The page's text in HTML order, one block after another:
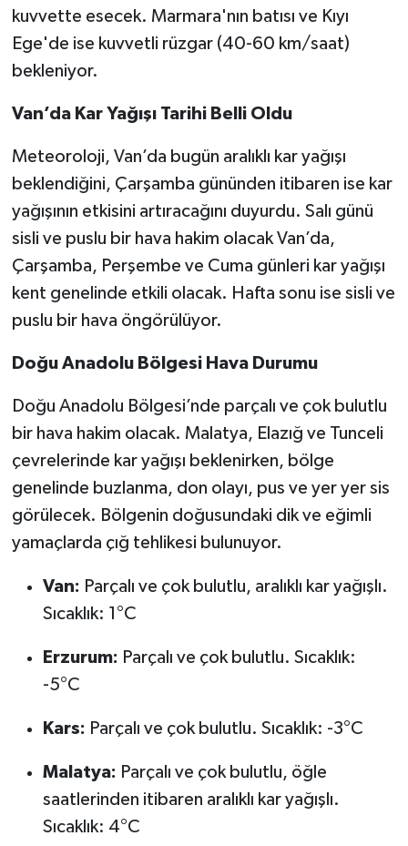
kuvvette esecek. Marmara'nın batısı ve Kıyı
Ege'de ise kuvvetli rüzgar (40-60 km/saat)
bekleniyor.
Van’da Kar Yağışı Tarihi Belli Oldu
Meteoroloji, Van’da bugün aralıklı kar yağışı
beklendiğini, Çarşamba gününden itibaren ise kar
yağışının etkisini artıracağını duyurdu. Salı günü
sisli ve puslu bir hava hakim olacak Van’da,
Çarşamba, Perşembe ve Cuma günleri kar yağışı
kent genelinde etkili olacak. Hafta sonu ise sisli ve
puslu bir hava öngörülüyor.
Doğu Anadolu Bölgesi Hava Durumu
Doğu Anadolu Bölgesi’nde parçalı ve çok bulutlu
bir hava hakim olacak. Malatya, Elazığ ve Tunceli
çevrelerinde kar yağışı beklenirken, bölge
genelinde buzlanma, don olayı, pus ve yer yer sis
görülecek. Bölgenin doğusundaki dik ve eğimli
yamaçlarda çığ tehlikesi bulunuyor.
Van: Parçalı ve çok bulutlu, aralıklı kar yağışlı.
Sıcaklık: 1°C
Erzurum: Parçalı ve çok bulutlu. Sıcaklık:
-5°C
Kars: Parçalı ve çok bulutlu. Sıcaklık: -3°C
Malatya: Parçalı ve çok bulutlu, öğle
saatlerinden itibaren aralıklı kar yağışlı.
Sıcaklık: 4°C